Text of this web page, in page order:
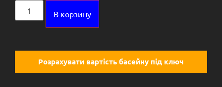
В корзину
Розрахувати вартість басейну під ключ